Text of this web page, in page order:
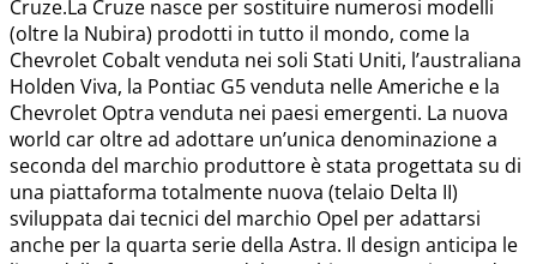
Cruze.La Cruze nasce per sostituire numerosi modelli
(oltre la Nubira) prodotti in tutto il mondo, come la
Chevrolet Cobalt venduta nei soli Stati Uniti, l’australiana
Holden Viva, la Pontiac G5 venduta nelle Americhe e la
Chevrolet Optra venduta nei paesi emergenti. La nuova
world car oltre ad adottare un’unica denominazione a
seconda del marchio produttore è stata progettata su di
una piattaforma totalmente nuova (telaio Delta II)
sviluppata dai tecnici del marchio Opel per adattarsi
anche per la quarta serie della Astra. Il design anticipa le